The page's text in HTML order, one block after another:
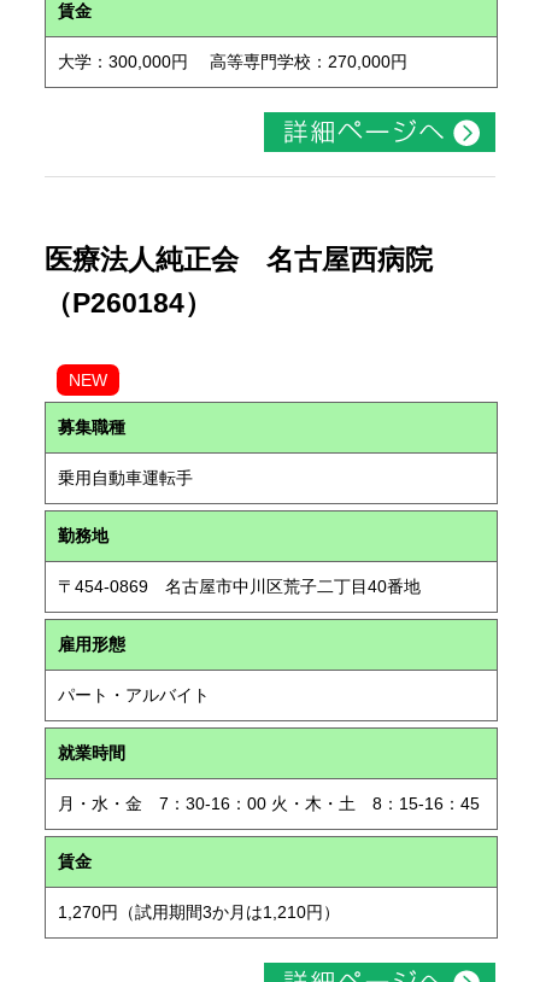
賃金
大学：300,000円 高等専門学校：270,000円
医療法人純正会 名古屋西病院
（P260184）
NEW
募集職種
乗用自動車運転手
勤務地
〒454-0869 名古屋市中川区荒子二丁目40番地
雇用形態
パート・アルバイト
就業時間
月・水・金 7：30-16：00 火・木・土 8：15-16：45
賃金
1,270円（試用期間3か月は1,210円）